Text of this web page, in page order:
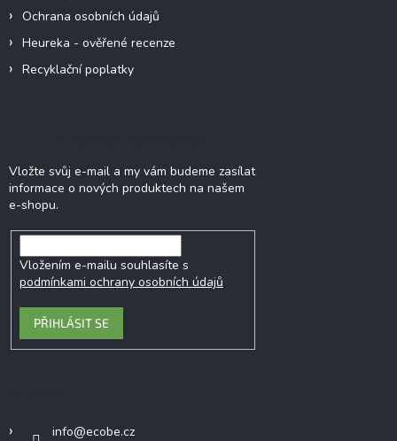
Ochrana osobních údajů
Heureka - ověřené recenze
Recyklační poplatky
Vložte svůj e-mail a my vám budeme zasílat
informace o nových produktech na našem
e-shopu.
Vložením e-mailu souhlasíte s
podmínkami ochrany osobních údajů
PŘIHLÁSIT SE
info@ecobe.cz